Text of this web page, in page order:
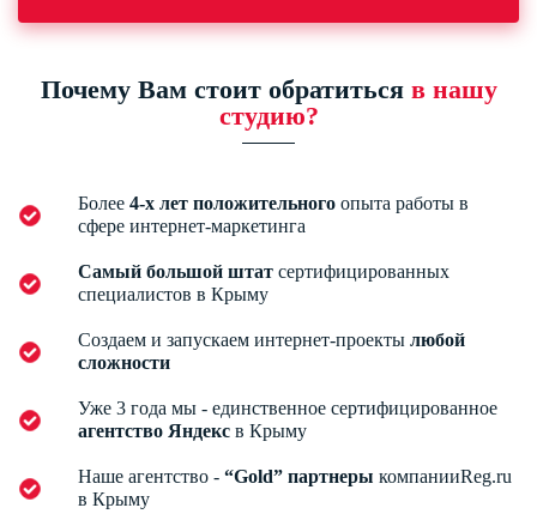
Почему Вам стоит обратиться в нашу
студию?
Более 4-х лет положительного опыта работы в
сфере интернет-маркетинга
Самый большой штат сертифицированных
специалистов в Крыму
Создаем и запускаем интернет-проекты любой
сложности
Уже 3 года мы - единственное сертифицированное
агентство Яндекс в Крыму
Наше агентство - “Gold” партнеры компанииReg.ru
в Крыму